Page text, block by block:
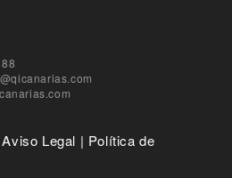
Aviso Legal | Política de